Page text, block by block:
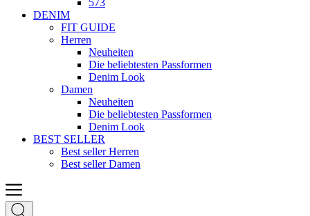
573
DENIM
FIT GUIDE
Herren
Neuheiten
Die beliebtesten Passformen
Denim Look
Damen
Neuheiten
Die beliebtesten Passformen
Denim Look
BEST SELLER
Best seller Herren
Best seller Damen